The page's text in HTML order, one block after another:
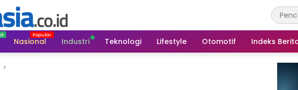
Nasional Industri Teknologi Lifestyle Otomotif Indeks